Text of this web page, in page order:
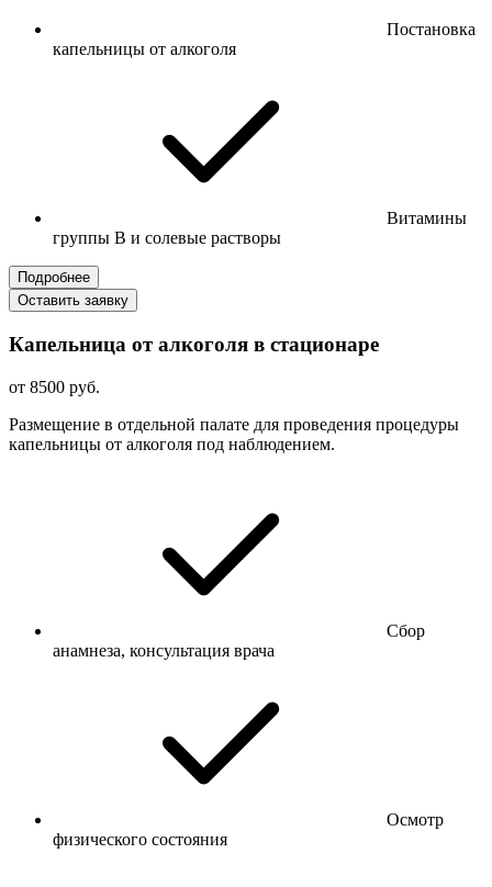
Постановка
капельницы от алкоголя
Витамины
группы B и солевые растворы
Подробнее
Оставить заявку
Капельница от алкоголя в стационаре
от 8500 руб.
Размещение в отдельной палате для проведения процедуры
капельницы от алкоголя под наблюдением.
Сбор
анамнеза, консультация врача
Осмотр
физического состояния